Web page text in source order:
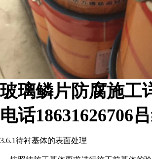
玻璃鳞片防腐施工
电话18631626706
3.6.1待衬基体的表面处理